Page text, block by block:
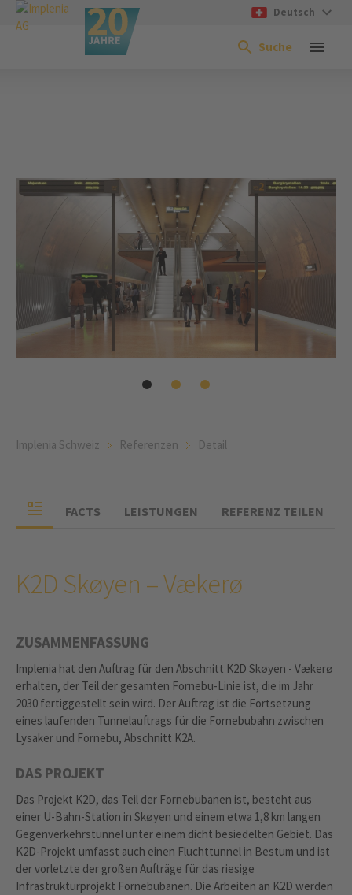
Deutsch
Suche
Implenia Schweiz Referenzen Detail
FACTS LEISTUNGEN REFERENZ TEILEN
K2D Skøyen – Vækerø
ZUSAMMENFASSUNG
Implenia hat den Auftrag für den Abschnitt K2D Skøyen - Vækerø
erhalten, der Teil der gesamten Fornebu-Linie ist, die im Jahr
2030 fertiggestellt sein wird. Der Auftrag ist die Fortsetzung
eines laufenden Tunnelauftrags für die Fornebubahn zwischen
Lysaker und Fornebu, Abschnitt K2A.
DAS PROJEKT
Das Projekt K2D, das Teil der Fornebubanen ist, besteht aus
einer U-Bahn-Station in Skøyen und einem etwa 1,8 km langen
Gegenverkehrstunnel unter einem dicht besiedelten Gebiet. Das
K2D-Projekt umfasst auch einen Fluchttunnel in Bestum und ist
der vorletzte der großen Aufträge für das riesige
Infrastrukturprojekt Fornebubanen. Die Arbeiten an K2D werden